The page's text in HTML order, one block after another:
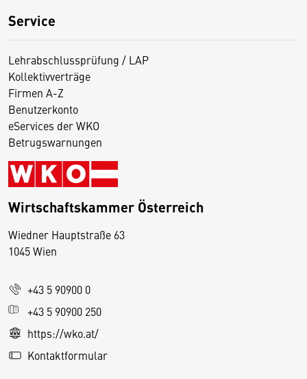
Service
Lehrabschlussprüfung / LAP
Kollektivverträge
Firmen A-Z
Benutzerkonto
eServices der WKO
Betrugswarnungen
Wirtschaftskammer Österreich
Wiedner Hauptstraße 63
1045 Wien
+43 5 90900 0
+43 5 90900 250
https://wko.at/
Kontaktformular
D
s
e
S
e